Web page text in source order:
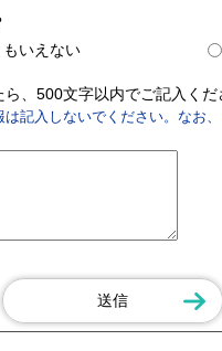
もいえない
、500文字以内でご記入く
は記入しないでください。なお